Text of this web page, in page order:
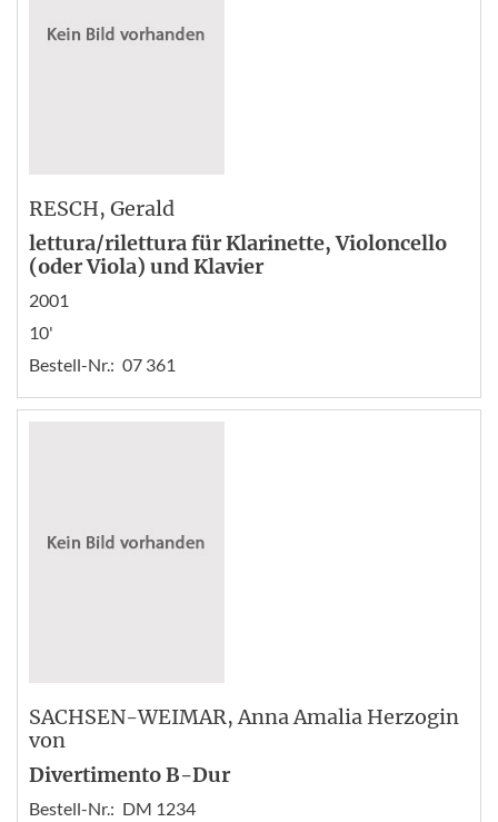
RESCH, Gerald
lettura/rilettura für Klarinette, Violoncello
(oder Viola) und Klavier
2001
10'
Bestell-Nr.: 07 361
SACHSEN-WEIMAR, Anna Amalia Herzogin
von
Divertimento B-Dur
Bestell-Nr.: DM 1234